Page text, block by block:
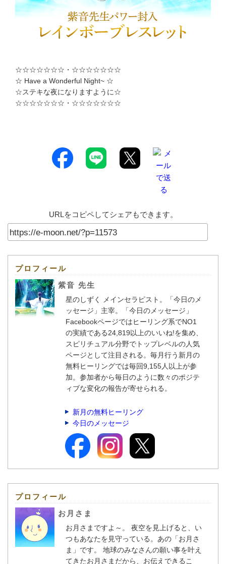
☆☆☆☆☆☆☆・☆☆☆☆☆☆☆
☆ Have a Wonderful Night~ ☆
☆ステキな夜になりますように☆
☆☆☆☆☆☆☆・☆☆☆☆☆☆☆
URLをコピペしてシェアもできます。
プロフィール
紫音 先生
星のしずく メインセラピスト。「今日のメ
ッセージ」主宰。「今日のメッセージ」
Facebookページではヒーリング系でNO1
の実績である24,819以上のいいね!を集め、
スピリチュアル分野でトップレベルの人気
ページとして注目される。毎月行う新月の
無料ヒーリングでは毎回9,155人以上が参
加。参加者から毎日のように数々のポジテ
ィブな変化の報告が寄せられる。
新月の無料ヒーリング
今日のメッセージ
プロフィール
お月さま
お月さまですよ～。 夜空を見上げると、い
つもあなたを見守っている。あの「お月さ
ま」です。 地球のみなさんの願い事を叶え
てきたお月さまだから、お伝えできるこ